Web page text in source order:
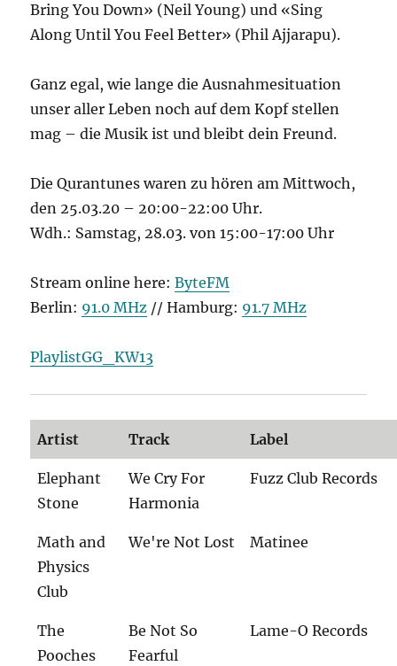
Bring You Down» (Neil Young) und «Sing
Along Until You Feel Better» (Phil Ajjarapu).
Ganz egal, wie lange die Ausnahmesituation
unser aller Leben noch auf dem Kopf stellen
mag – die Musik ist und bleibt dein Freund.
Die Qurantunes waren zu hören am Mittwoch,
den 25.03.20 – 20:00-22:00 Uhr.
Wdh.: Samstag, 28.03. von 15:00-17:00 Uhr
Stream online here:ByteFM
Berlin: 91.0 MHz // Hamburg: 91.7 MHz
PlaylistGG_KW13
Artist Track Label
Elephant
Stone
We Cry For
Harmonia
Fuzz Club Records
Math and
Physics
Club
We're Not Lost Matinee
The
Pooches
Be Not So
Fearful
Lame-O Records